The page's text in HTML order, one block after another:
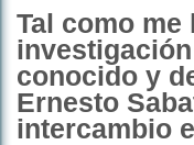
Tal como
conocido y
Ernesto
intercambio